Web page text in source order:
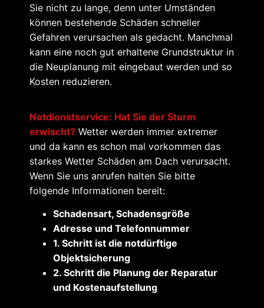
Sie nicht zu lange, denn unter Umständen
können bestehende Schäden schneller
Gefahren verursachen als gedacht. Manchmal
kann eine noch gut erhaltene Grundstruktur in
die Neuplanung mit eingebaut werden und so
Kosten reduzieren.
Notdienstservice: Hat Sie der Sturm
erwischt? Wetter werden immer extremer
und da kann es schon mal vorkommen das
starkes Wetter Schäden am Dach verursacht.
Wenn Sie uns anrufen halten Sie bitte
folgende Informationen bereit:
Schadensart, Schadensgröße
Adresse und Telefonnummer
1. Schritt ist die notdürftige
Objektsicherung
2. Schritt die Planung der Reparatur
und Kostenaufstellung